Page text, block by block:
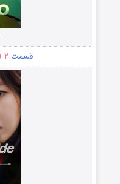
قسمت ۲ (زیرنویس)